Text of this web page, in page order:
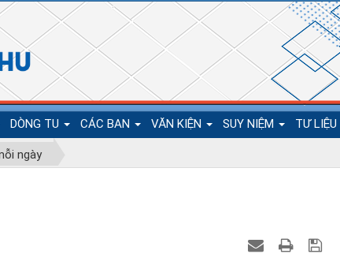
DÒNG TU CÁC BAN VĂN KIỆN SUY NIỆM TƯ LIỆU
ngày